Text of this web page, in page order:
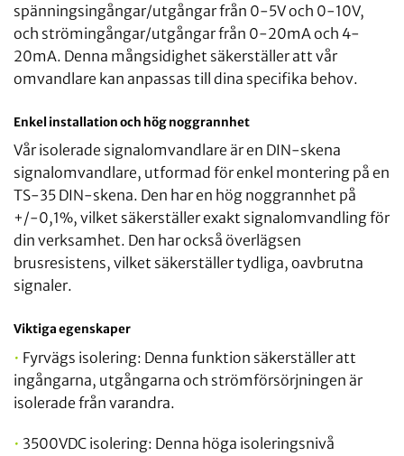
spänningsingångar/utgångar från 0-5V och 0-10V,
och strömingångar/utgångar från 0-20mA och 4-
20mA. Denna mångsidighet säkerställer att vår
omvandlare kan anpassas till dina specifika behov.
Enkel installation och hög noggrannhet
Vår isolerade signalomvandlare är en DIN-skena
signalomvandlare, utformad för enkel montering på en
TS-35 DIN-skena. Den har en hög noggrannhet på
+/-0,1%, vilket säkerställer exakt signalomvandling för
din verksamhet. Den har också överlägsen
brusresistens, vilket säkerställer tydliga, oavbrutna
signaler.
Viktiga egenskaper
• Fyrvägs isolering: Denna funktion säkerställer att
ingångarna, utgångarna och strömförsörjningen är
isolerade från varandra.
• 3500VDC isolering: Denna höga isoleringsnivå